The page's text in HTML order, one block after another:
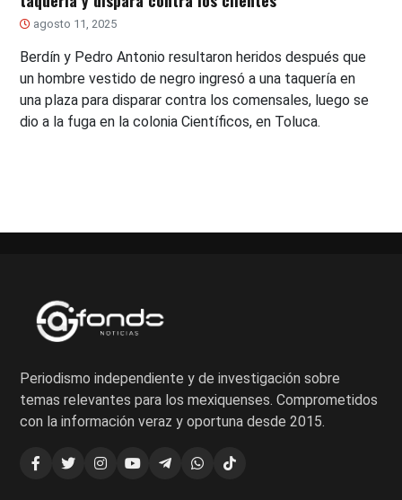
agosto 11, 2025
Berdín y Pedro Antonio resultaron heridos después que
un hombre vestido de negro ingresó a una taquería en
una plaza para disparar contra los comensales, luego se
dio a la fuga en la colonia Científicos, en Toluca.
Periodismo independiente y de investigación sobre
temas relevantes para los mexiquenses. Comprometidos
con la información veraz y oportuna desde 2015.